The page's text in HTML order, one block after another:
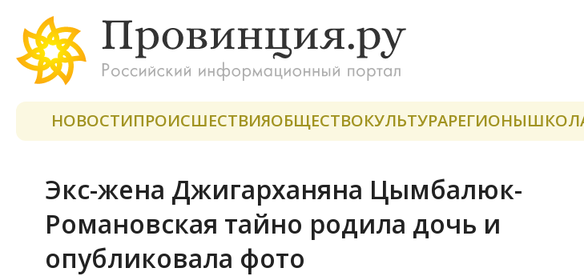
НОВОСТИПРОИСШЕСТВИЯОБЩЕСТВОКУЛЬТУРАРЕГИОНЫ
Экс-жена Джигарханяна Цымбалюк-
Романовская тайно родила дочь и
опубликовала фото